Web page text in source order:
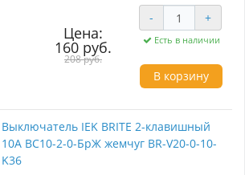
гармоничном жемчужном цвете, она отлично
вписывается в современные интерьеры.
Серия "BRITE" от IEK предлагает
высококачественные электроустановочные
изделия, выполненные из материалов
премиум-класса, что гарантирует
долговечность и безопасность эксплуатации.
предназначена для работы без шторок, что
Благодаря универсальному дизайну и
разнообразию моделей, продукция идеальна
как для жилых, так и коммерческих объектов,
обеспечивая стильный и единый подход к
Цена:
160 руб.
208 руб.
- +
Есть в наличии
В корзину
Выключатель IEK BRITE 2-клавишный
10А ВС10-2-0-БрЖ жемчуг BR-V20-0-10-
K36